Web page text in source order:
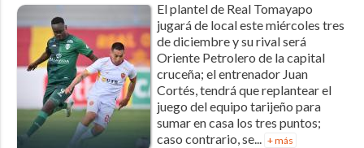
El plantel de Real Tomayapo
jugará de local este miércoles tres
de diciembre y su rival será
Oriente Petrolero de la capital
cruceña; el entrenador Juan
Cortés, tendrá que replantear el
juego del equipo tarijeño para
sumar en casa los tres puntos;
caso contrario, se... + más